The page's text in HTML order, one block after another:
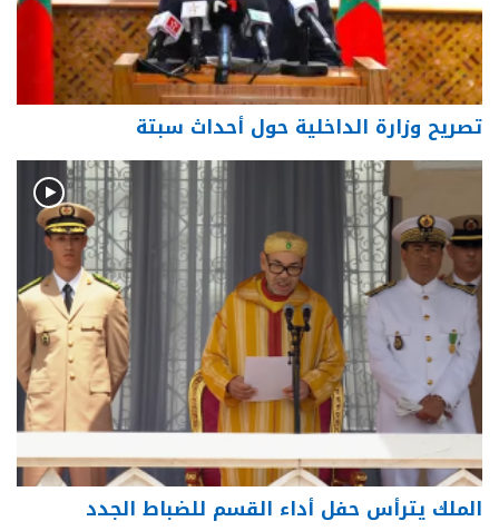
تصريح وزارة الداخلية حول أحداث سبتة
الملك يترأس حفل أداء القسم للضباط الجدد